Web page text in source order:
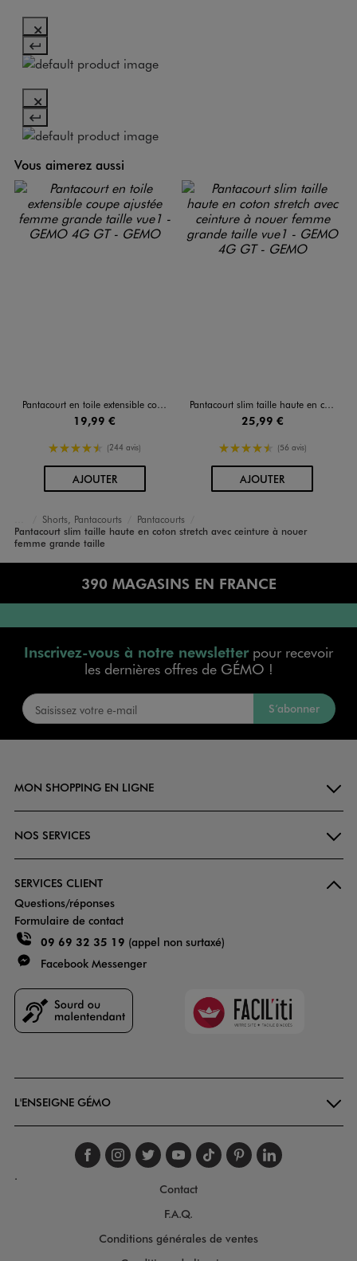
Vous aimerez aussi
Pantacourt en toile extensible coupe ajustée femme grande taille
19,99 €
4.5/5 de moyenne
(244 avis)
AJOUTERAU PANIER
Pantacourt slim taille haute en coton stretch avec ceinture à nouer femme grande taille
25,99 €
4.5/5 de moyenne
(56 avis)
AJOUTERAU PANIER
Accueil
Femme
Vêtements
Shorts, Pantacourts
Pantacourts
Pantacourt slim taille haute en coton stretch avec ceinture à nouer
femme grande taille
390 MAGASINS EN FRANCE
Inscrivez-vous à notre newsletterpour recevoir
les dernières offres de GÉMO !
S’abonner
MON SHOPPING EN LIGNE
NOS SERVICES
SERVICES CLIENT
Questions/réponses
Formulaire de contact
09 69 32 35 19 (appel non surtaxé)
Facebook Messenger
Faciliti
L'ENSEIGNE GÉMO
Suivez-nous sur
Suivez-nous sur
Suivez-nous sur
Suivez-nous
Suivez-nous
Suivez-
.
Contact
F.A.Q.
Conditions générales de ventes